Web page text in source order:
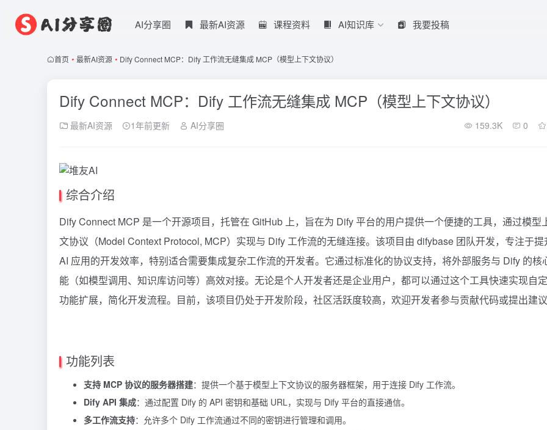
AI分享圈 最新AI资源 课程资料 AI知识库 我要投稿
首页 • 最新AI资源 • Dify Connect MCP：Dify 工作流无缝集成 MCP（模型上下文协议）
Dify Connect MCP：Dify 工作流无缝集成 MCP（模型上下文协议）
最新AI资源 1年前更新 AI分享圈 159.3K 0
综合介绍
DifyConnect MCP 是一个开源项目，托管在 GitHub 上，旨在为 Dify 平台的用户提供一个便捷的工具，通过模型
文协议（Model Context Protocol, MCP）实现与 Dify 工作流的无缝连接。该项目由 difybase 团队开发，专注于提
AI 应用的开发效率，特别适合需要集成复杂工作流的开发者。它通过标准化的协议支持，将外部服务与 Dify 的核
能（如模型调用、知识库访问等）高效对接。无论是个人开发者还是企业用户，都可以通过这个工具快速实现自
功能扩展，简化开发流程。目前，该项目仍处于开发阶段，社区活跃度较高，欢迎开发者参与贡献代码或提出建
功能列表
支持 MCP 协议的服务器搭建：提供一个基于模型上下文协议的服务器框架，用于连接 Dify 工作流。
Dify API 集成：通过配置 Dify 的 API 密钥和基础 URL，实现与 Dify 平台的直接通信。
多工作流支持：允许多个 Dify 工作流通过不同的密钥进行管理和调用。